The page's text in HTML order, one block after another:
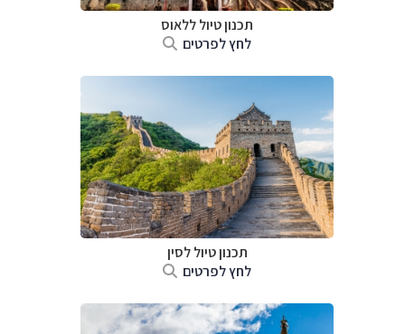
תכנון טיולללאוס
לחץ לפרטים
תכנון טיוללסין
לחץ לפרטים